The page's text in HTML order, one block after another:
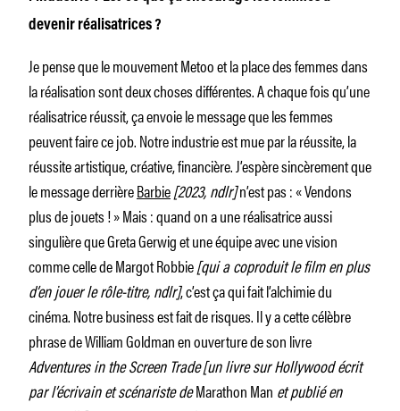
devenir réalisatrices ?
Je pense que le mouvement Metoo et la place des femmes dans
la réalisation sont deux choses différentes. A chaque fois qu’une
réalisatrice réussit, ça envoie le message que les femmes
peuvent faire ce job. Notre industrie est mue par la réussite, la
réussite artistique, créative, financière. J’espère sincèrement que
le message derrièreBarbie[2023, ndlr]n’est pas : « Vendons
plus de jouets ! » Mais : quand on a une réalisatrice aussi
singulière que Greta Gerwig et une équipe avec une vision
comme celle de Margot Robbie[qui a coproduit le film en plus
d’en jouer le rôle-titre, ndlr], c’est ça qui fait l’alchimie du
cinéma. Notre business est fait de risques. Il y a cette célèbre
phrase de William Goldman en ouverture de son livre
Adventures in the Screen Trade[un livre sur Hollywood écrit
par l’écrivain et scénariste deMarathon Man et publié en